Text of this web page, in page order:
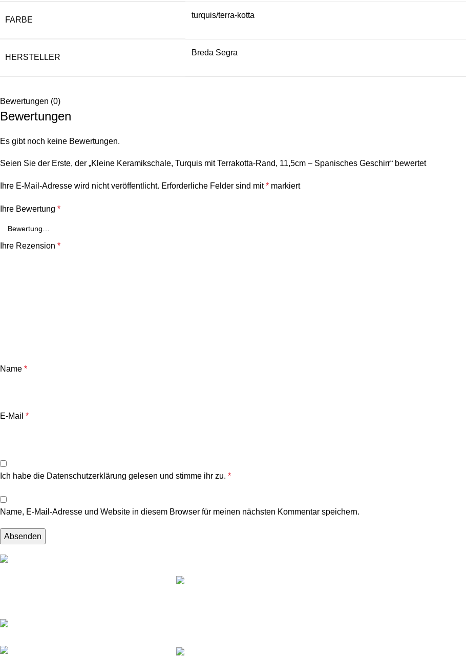
FARBE
turquis/terra-kotta
HERSTELLER
Breda Segra
Bewertungen (0)
Bewertungen
Es gibt noch keine Bewertungen.
Seien Sie der Erste, der „Kleine Keramikschale, Turquis mit Terrakotta-Rand, 11,5cm – Spanisches Geschirr“ bewertet
Ihre E-Mail-Adresse wird nicht veröffentlicht. Erforderliche Felder sind mit* markiert
Ihre Bewertung *
Ihre Rezension *
Name *
E-Mail *
Ich habe die Datenschutzerklärung gelesen und stimme ihr zu. *
Name, E-Mail-Adresse und Website in diesem Browser für meinen nächsten Kommentar speichern.